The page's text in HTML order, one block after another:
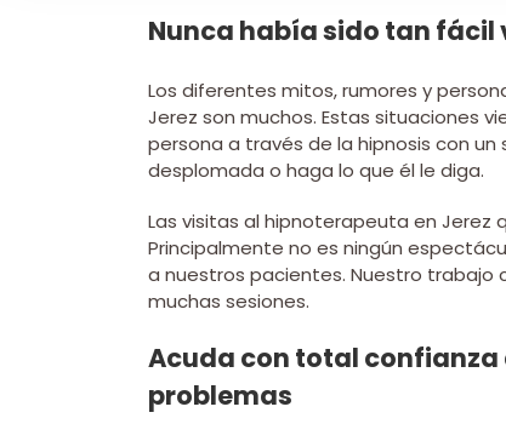
Nunca había sido tan fácil
Los diferentes mitos, rumores y
Jerez son muchos. Estas situaciones
persona a través de la hipnosis con
desplomada o haga lo que él le diga.
Las visitas al hipnoterapeuta en Jerez
Principalmente no es ningún
a nuestros pacientes. Nuestro
muchas sesiones.
Acuda con total confianza
problemas